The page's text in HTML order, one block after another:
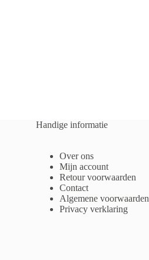
Handige informatie
Over ons
Mijn account
Retour voorwaarden
Contact
Algemene voorwaarden
Privacy verklaring